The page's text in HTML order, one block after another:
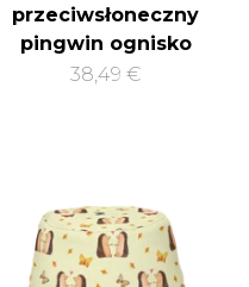
przeciwsłoneczny
pingwin ognisko
38,49 €